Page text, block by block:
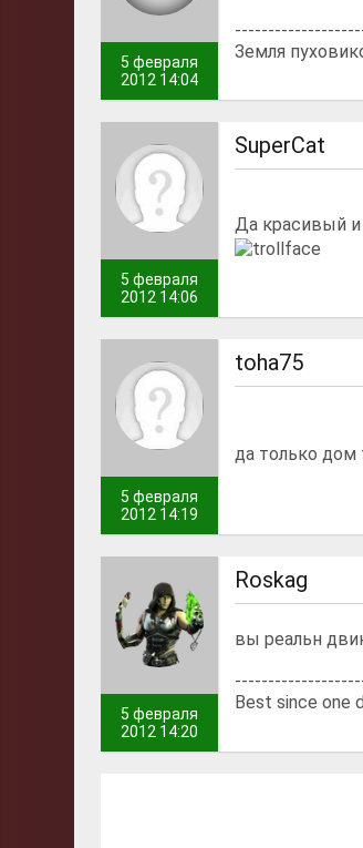
5 февраля
2012 14:04
Земля
5 февраля
2012 14:06
SuperCat
Да красивый
5 февраля
2012 14:19
toha75
да только
5 февраля
2012 14:20
Roskag
вы реальн
Best since one